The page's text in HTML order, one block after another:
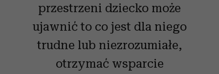
przestrzeni dziecko może
ujawnić to co jest dla niego
trudne lub niezrozumiałe,
otrzymać wsparcie